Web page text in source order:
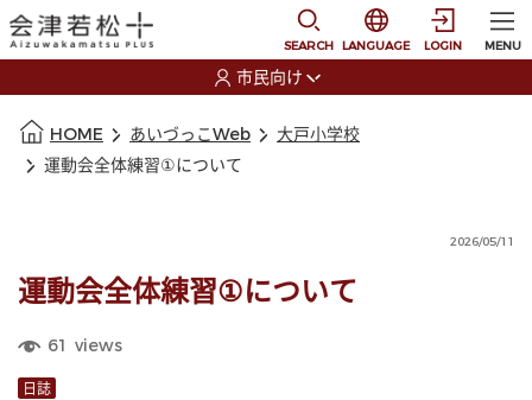
SEARCH
選択すると言語の切
LANGUAGE LOGIN MENU
市民向け
HOME あいづっこWeb
大戸小学校
運動会全体練習①について
2026/05/11
運動会全体練習①について
61 views
日誌